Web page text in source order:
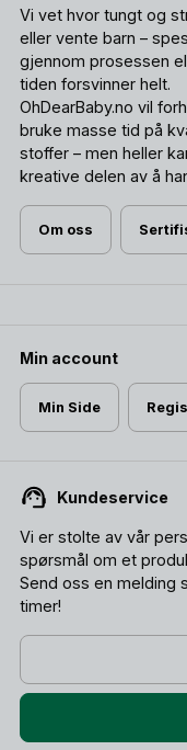
Vi vet hvor tungt og
eller vente barn –
gjennom prosessen
tiden forsvinner helt.
OhDearBaby.no vil
bruke masse tid på
stoffer – men heller
kreative delen av å
Om oss
Min account
Min Side
Kundeservice
Vi er stolte av vår
spørsmål om et
Send oss ​​en melding
timer!